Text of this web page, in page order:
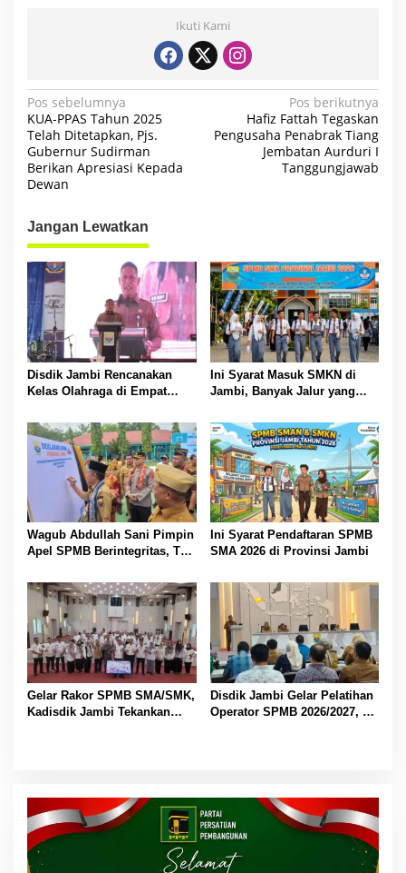
Ikuti Kami
N
a
v
i
a
s
i
p
o
s
Pos sebelumnya
KUA-PPAS Tahun 2025
Telah Ditetapkan, Pjs.
Gubernur Sudirman
Berikan Apresiasi Kepada
Dewan
Pos berikutnya
Hafiz Fattah Tegaskan
Pengusaha Penabrak Tiang
Jembatan Aurduri I
Tanggungjawab
Jangan Lewatkan
Disdik Jambi Rencanakan
Kelas Olahraga di Empat
Ini Syarat Masuk SMKN di
Jambi, Banyak Jalur yang
Wagub Abdullah Sani Pimpin
Apel SPMB Berintegritas, Tak
Ini Syarat Pendaftaran SPMB
SMA 2026 di Provinsi Jambi
Gelar Rakor SPMB SMA/SMK,
Kadisdik Jambi Tekankan
Disdik Jambi Gelar Pelatihan
Operator SPMB 2026/2027, M